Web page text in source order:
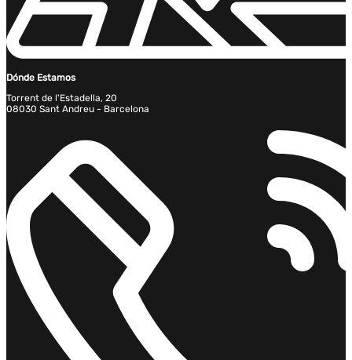
Dónde Estamos
Torrent de l'Estadella, 20
08030 Sant Andreu - Barcelona